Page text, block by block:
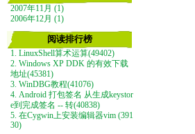
2007年11月 (1)
2006年12月 (1)
阅读排行榜
1. LinuxShell算术运算(49402)
2. Windows XP DDK 的有效下载
地址(45381)
3. WinDBG教程(41076)
4. Android 打包签名 从生成keystor
e到完成签名 -- 转(40838)
5. 在Cygwin上安装编辑器vim (391
30)